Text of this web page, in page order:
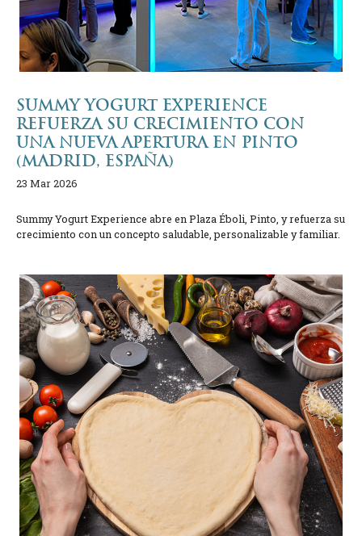
SUMMY YOGURT EXPERIENCE
REFUERZA SU CRECIMIENTO CON
UNA NUEVA APERTURA EN PINTO
(MADRID, ESPAÑA)
23 Mar 2026
Summy Yogurt Experience abre en Plaza Éboli, Pinto, y refuerza su
crecimiento con un concepto saludable, personalizable y familiar.